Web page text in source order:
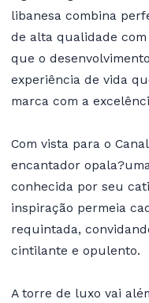
libanesa combina
de alta qualidade com
que o
experiência de vida
marca com a
Com vista para o
encantador
conhecida por seu
inspiração permeia
requintada,
cintilante e opulento.
A torre de luxo vai